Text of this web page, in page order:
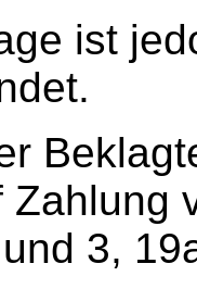
ist
Zahlung
3,